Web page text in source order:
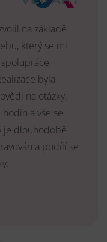
na základě
který se mi
byla
na otázky,
a vše se
je dlouhodobě
a podílí se